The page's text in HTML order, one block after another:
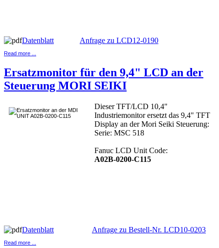
Datenblatt Anfrage zu LCD12-0190
Read more ...
Ersatzmonitor für den 9,4" LCD an der
Steuerung MORI SEIKI
Dieser TFT/LCD 10,4"
Industriemonitor ersetzt das 9,4" TFT
Display an der Mori Seiki Steuerung:
Serie: MSC 518
Fanuc LCD Unit Code:
A02B-0200-C115
Datenblatt Anfrage zu Bestell-Nr. LCD10-0203
Read more ...